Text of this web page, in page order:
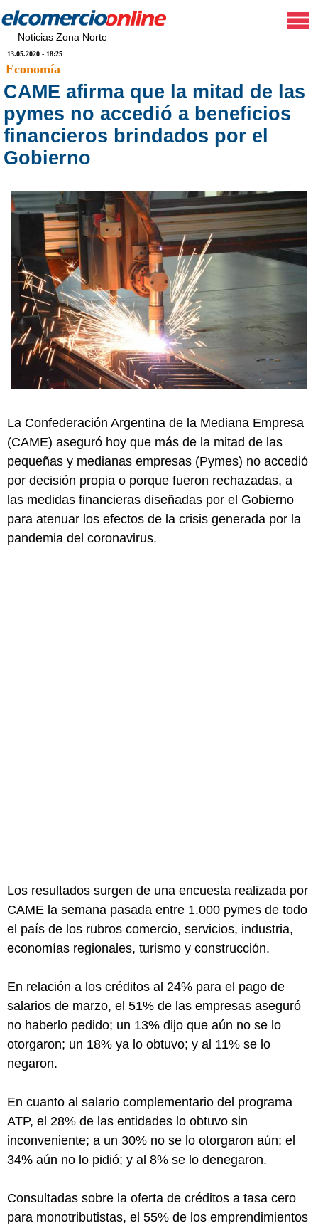
Noticias Zona Norte
13.05.2020 - 18:25
Economía
CAME afirma que la mitad de las
pymes no accedió a beneficios
financieros brindados por el
Gobierno
La Confederación Argentina de la Mediana Empresa
(CAME) aseguró hoy que más de la mitad de las
pequeñas y medianas empresas (Pymes) no accedió
por decisión propia o porque fueron rechazadas, a
las medidas financieras diseñadas por el Gobierno
para atenuar los efectos de la crisis generada por la
pandemia del coronavirus.
Los resultados surgen de una encuesta realizada por
CAME la semana pasada entre 1.000 pymes de todo
el país de los rubros comercio, servicios, industria,
economías regionales, turismo y construcción.
En relación a los créditos al 24% para el pago de
salarios de marzo, el 51% de las empresas aseguró
no haberlo pedido; un 13% dijo que aún no se lo
otorgaron; un 18% ya lo obtuvo; y al 11% se lo
negaron.
En cuanto al salario complementario del programa
ATP, el 28% de las entidades lo obtuvo sin
inconveniente; a un 30% no se lo otorgaron aún; el
34% aún no lo pidió; y al 8% se lo denegaron.
Consultadas sobre la oferta de créditos a tasa cero
para monotributistas, el 55% de los emprendimientos